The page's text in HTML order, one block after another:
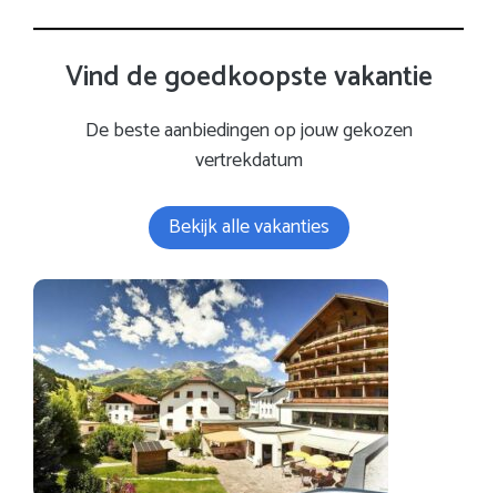
Vind de goedkoopste vakantie
De beste aanbiedingen op jouw gekozen
vertrekdatum
Bekijk alle vakanties